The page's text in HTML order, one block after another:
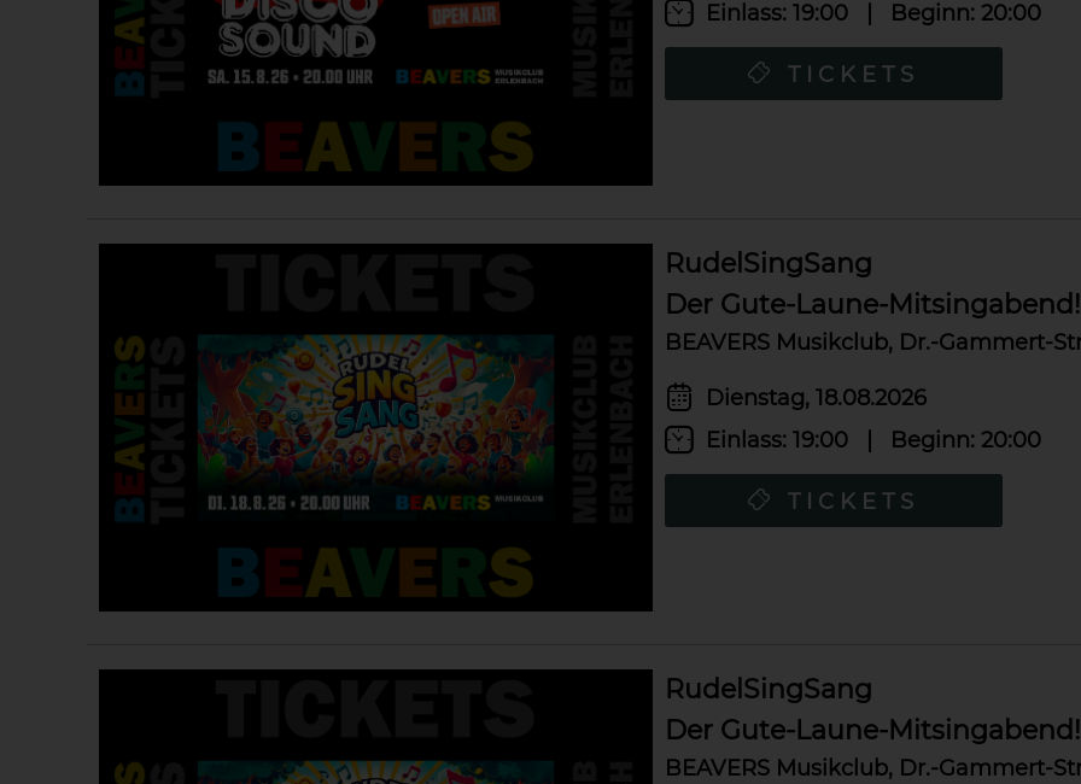
Einlass: 19:00 Beginn: 20:00
TICKETS
RudelSingSang
Der Gute-Laune-Mitsingabend!
BEAVERS Musikclub, Dr.-Gammert-
Dienstag, 18.08.2026
Einlass: 19:00 Beginn: 20:00
TICKETS
RudelSingSang
Der Gute-Laune-Mitsingabend!
BEAVERS Musikclub, Dr.-Gammert-